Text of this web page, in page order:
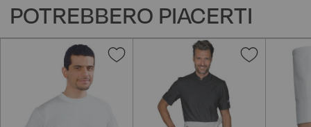
POTREBBERO PIACERTI
Aggiungi
desideri
Aggiungi
desideri